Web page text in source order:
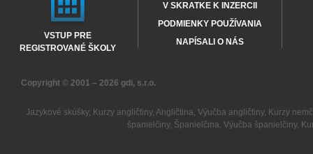
VSTUP PRE
REGISTROVANÉ ŠKOLY
V SKRATKE K INZERCII
PODMIENKY POUŽÍVANIA
NAPÍSALI O NÁS
Copyright © 2001 – 2026 gdi, s.r.o.
Jazykové skúšky, Kurzy angličtiny, Angličtina, Výučba angličtiny, Kurzy
španielčiny, Španielčina, Výučba španielčiny,